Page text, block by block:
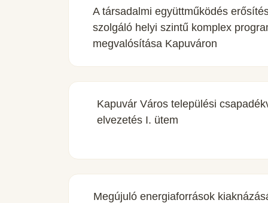
A társadalmi együttműködés
szolgáló helyi szintű komplex
megvalósítása Kapuváron
Kapuvár Város települési
elvezetés I. ütem
Megújuló energiaforrások